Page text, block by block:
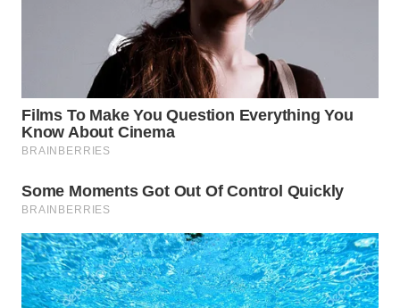
WAHANANEWS
WAHANANEWS
CO ID
WAHANANEWS
NET
WAHANA
SPORT